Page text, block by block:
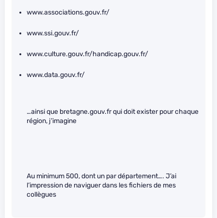
www.associations.gouv.fr/
www.ssi.gouv.fr/
www.culture.gouv.fr/handicap.gouv.fr/
www.data.gouv.fr/
…ainsi que bretagne.gouv.fr qui doit exister pour chaque
région, j’imagine
Au minimum 500, dont un par département…. J’ai
l’impression de naviguer dans les fichiers de mes
collègues